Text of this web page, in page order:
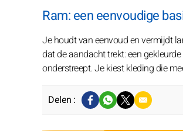
Ram: een eenvoudige
Je houdt van eenvoud en vermijdt
dat de aandacht trekt: een
onderstreept. Je kiest kleding die
Delen :